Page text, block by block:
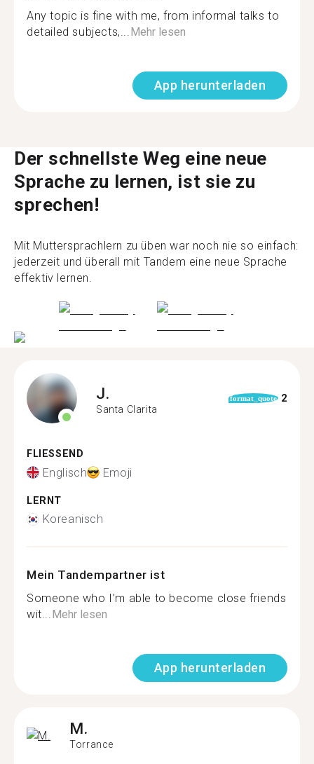
Any topic is fine with me, from informal talks to
detailed subjects,... Mehr lesen
App herunterladen
Der schnellste Weg eine neue
Sprache zu lernen, ist sie zu
sprechen!
Mit Muttersprachlern zu üben war noch nie so einfach:
jederzeit und überall mit Tandem eine neue Sprache
effektiv lernen.
J.
Santa Clarita
format_quote 2
FLIESSEND
Englisch Emoji
LERNT
Koreanisch
Mein Tandempartner ist
Someone who I’m able to become close friends
wit...Mehr lesen
App herunterladen
M.
Torrance